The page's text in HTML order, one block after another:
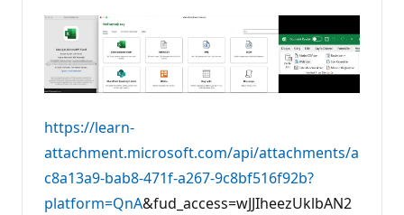
https://learn-
attachment.microsoft.com/api/attachments/a
c8a13a9-bab8-471f-a267-9c8bf516f92b?
platform=QnA&fud_access=wJJIheezUklbAN2